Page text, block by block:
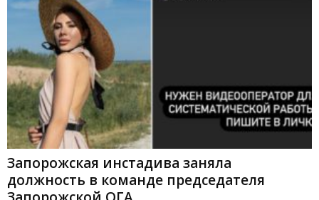
Запорожская инстадива заняла
должность в команде председателя